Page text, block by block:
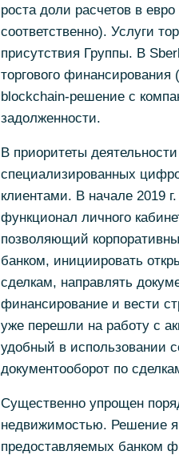
роста доли расчетов в
соответственно). Услуги
присутствия Группы. В
торгового финансирования
blockchain-решение с
задолженности.
В приоритеты
специализированных
клиентами. В начале 2019
функционал личного
позволяющий
банком, инициировать
сделкам, направлять
финансирование и вести
уже перешли на работу с
удобный в использовании
документооборот по
Существенно упрощен
недвижимостью. Решение
предоставляемых банком